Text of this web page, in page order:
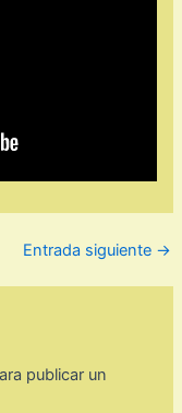
Entrada siguiente →
publicar un